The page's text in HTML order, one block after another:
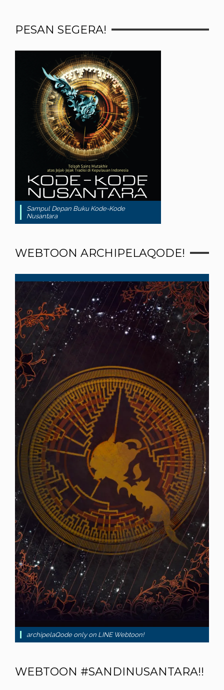
PESAN SEGERA!
Sampul Depan Buku Kode-Kode
Nusantara
WEBTOON ARCHIPELAQODE!
archipelaQode only on LINE Webtoon!
WEBTOON #SANDINUSANTARA!!